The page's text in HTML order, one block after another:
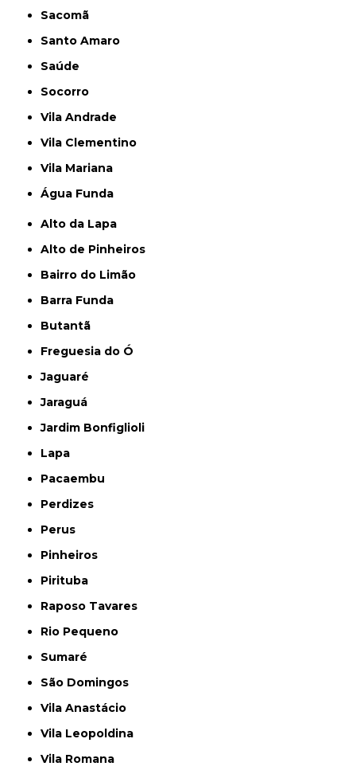
Sacomã
Santo Amaro
Saúde
Socorro
Vila Andrade
Vila Clementino
Vila Mariana
Água Funda
Alto da Lapa
Alto de Pinheiros
Bairro do Limão
Barra Funda
Butantã
Freguesia do Ó
Jaguaré
Jaraguá
Jardim Bonfiglioli
Lapa
Pacaembu
Perdizes
Perus
Pinheiros
Pirituba
Raposo Tavares
Rio Pequeno
Sumaré
São Domingos
Vila Anastácio
Vila Leopoldina
Vila Romana